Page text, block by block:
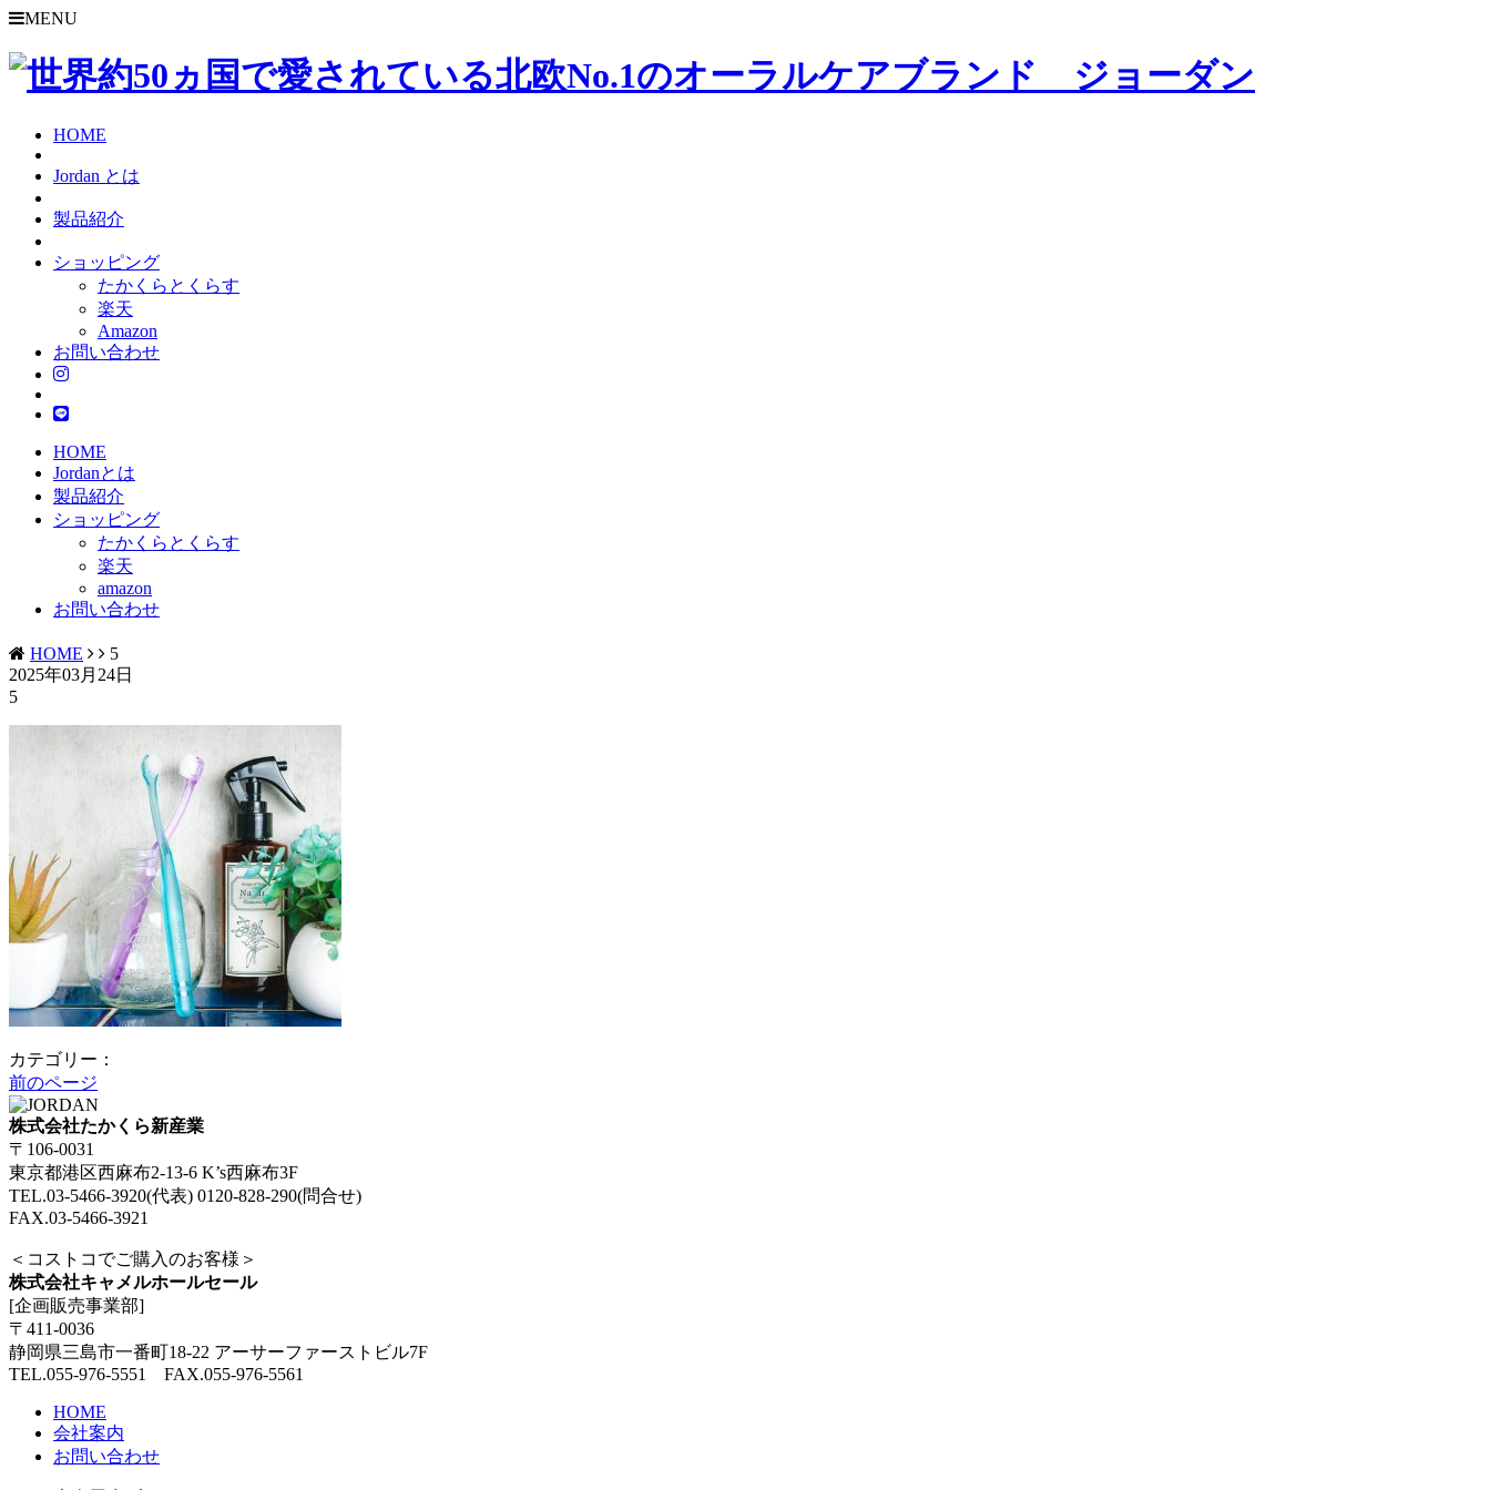
MENU
HOME
Jordan とは
製品紹介
ショッピング
たかくらとくらす
楽天
Amazon
お問い合わせ
HOME
Jordanとは
製品紹介
ショッピング
たかくらとくらす
楽天
amazon
お問い合わせ
HOME
5
2025年03月24日
5
カテゴリー：
前のページ
株式会社たかくら新産業
〒106-0031
東京都港区西麻布2-13-6 K’s西麻布3F
TEL.03-5466-3920(代表) 0120-828-290(問合せ)
FAX.03-5466-3921
＜コストコでご購入のお客様＞
株式会社キャメルホールセール
[企画販売事業部]
〒411-0036
静岡県三島市一番町18-22 アーサーファーストビル7F
TEL.055-976-5551 FAX.055-976-5561
HOME
会社案内
お問い合わせ